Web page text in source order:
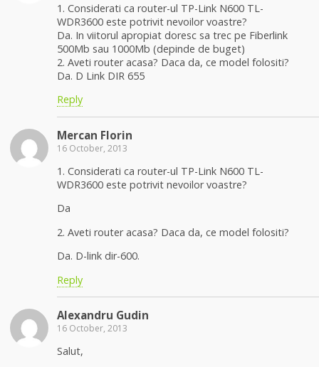
1. Considerati ca router-ul TP-Link N600 TL-
WDR3600 este potrivit nevoilor voastre?
Da. In viitorul apropiat doresc sa trec pe Fiberlink
500Mb sau 1000Mb (depinde de buget)
2. Aveti router acasa? Daca da, ce model folositi?
Da. D Link DIR 655
Reply
Mercan Florin
16 October, 2013
1. Considerati ca router-ul TP-Link N600 TL-
WDR3600 este potrivit nevoilor voastre?
Da
2. Aveti router acasa? Daca da, ce model folositi?
Da. D-link dir-600.
Reply
Alexandru Gudin
16 October, 2013
Salut,